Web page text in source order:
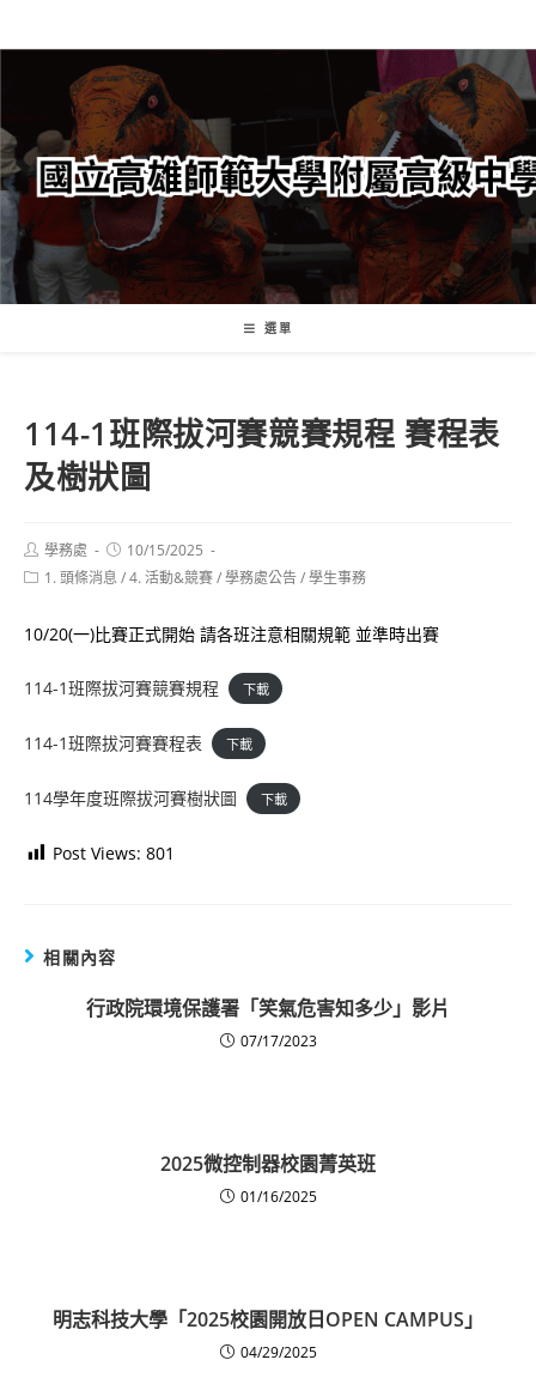
轉
要
內
容
選單
114-1班際拔河賽競賽規程 賽程表
及樹狀圖
Post
author:
學務處
Post
published:
10/15/2025
Post1. 頭條消息 /4. 活動&競賽/學務處公告/學生事務
10/20(一)比賽正式開始 請各班注意相關規範 並準時出賽
114-1班際拔河賽競賽規程 下載
114-1班際拔河賽賽程表 下載
114學年度班際拔河賽樹狀圖 下載
Post Views: 801
相關內容
行政院環境保護署「笑氣危害知多少」影片
07/17/2023
2025微控制器校園菁英班
01/16/2025
明志科技大學「2025校園開放日OPEN CAMPUS」
04/29/2025